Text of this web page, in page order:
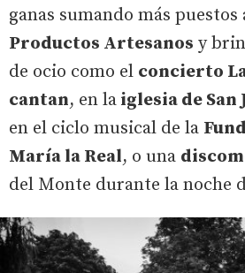
ganas sumando más puestos
Productos Artesanos y
de ocio como el concierto
cantan, en la iglesia de San
en el ciclo musical de la
María la Real, o una
del Monte durante la noche